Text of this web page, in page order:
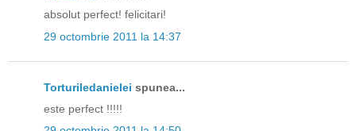
absolut perfect! felicitari!
29 octombrie 2011 la 14:37
Torturiledanielei spunea...
este perfect !!!!!